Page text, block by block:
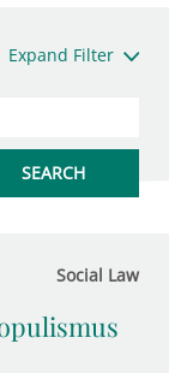
Expand Filter
Social Law